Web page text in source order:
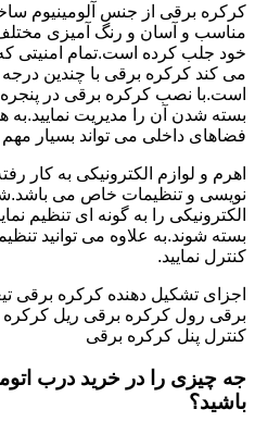
کرکره برقی از جنس آلومینیوم
مناسب و آسان و رنگ آمیزی مختلف
خود جلب کرده است.تمام امنیتی
می کند کرکره برقی با چندین درجه
است.با نصب کرکره برقی در پنجره
بسته شدن آن را مدیریت نمایید.به
فضاهای داخلی می تواند بسیار مهم
اهرم و لوازم الکترونیکی به کار
نویسی و تنظیمات خاص می
الکترونیکی را به گونه ای تنظیم
بسته شوند.به علاوه می توانید
کنترل نمایید.
اجزای تشکیل دهنده کرکره برقی
برقی رول کرکره برقی ریل
کنترل پنل کرکره برقی
جه چیزی را در خرید درب
باشید؟